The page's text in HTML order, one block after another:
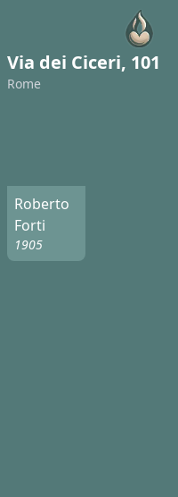
Via dei Ciceri, 101
Rome
Roberto
Forti
1905